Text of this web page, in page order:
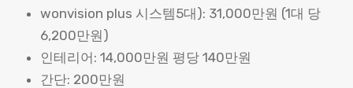
wonvision plus 시스템5대): 31,000만원 (1대 당
6,200만원)
인테리어: 14,000만원 평당 140만원
간단: 200만원